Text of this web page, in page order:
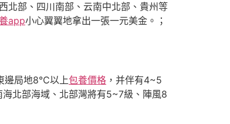
北部、四川南部、云南中北部、貴州等
app小心翼翼地拿出一張一元美金。；
邊局地8℃以上包養價格 ，并伴有4~5
北部海域、北部灣將有5~7級、陣風8